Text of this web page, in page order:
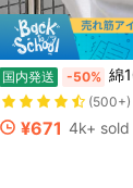
国内発送 -50% 綿100％クルーネ
#5 ベストセラー
(500+)
#5 ベストセラー
(500+)
#5 ベストセラー
(500+)
#5 ベストセラー
¥671 4k+ sold